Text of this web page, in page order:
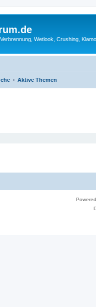
Wetlook, Crushing,
Aktive Themen